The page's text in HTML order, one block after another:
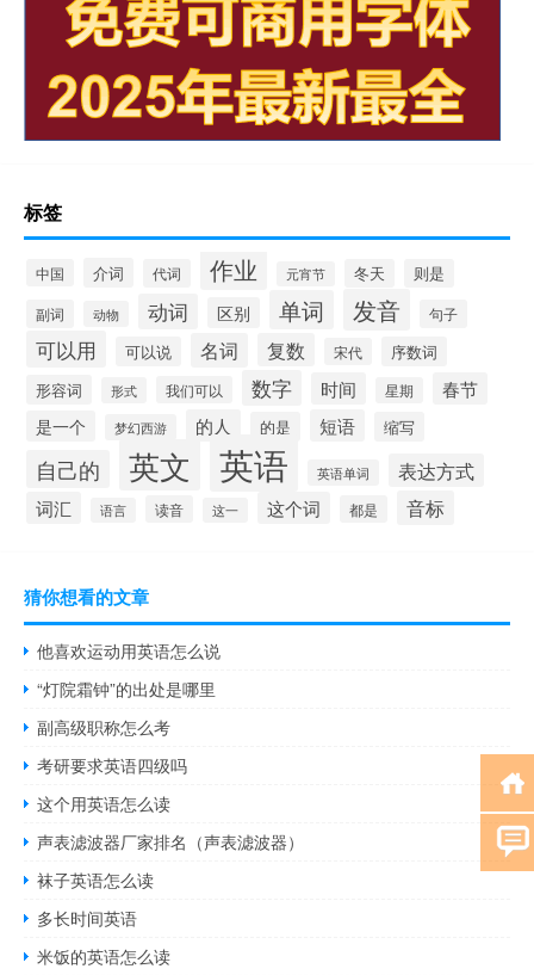
标签
中国 介词 代词 作业 元宵节 冬天
则是
副词
动物 动词 区别 单词 发音 句子
可以用 可以说 名词 复数 宋代
序数词
形容词
形式 我们可以 数字 时间 星期 春节
是一个 梦幻西游 的人 的是 短语 缩写
自己的 英文 英语 英语单词 表达方式
词汇 语言 读音 这一 这个词 都是 音标
猜你想看的文章
他喜欢运动用英语怎么说
“灯院霜钟”的出处是哪里
副高级职称怎么考
考研要求英语四级吗
这个用英语怎么读
声表滤波器厂家排名（声表滤波器）
袜子英语怎么读
多长时间英语
米饭的英语怎么读